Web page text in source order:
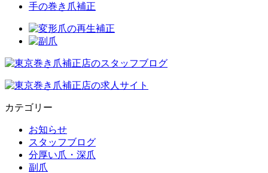
手の巻き爪補正
カテゴリー
お知らせ
スタッフブログ
分厚い爪・深爪
副爪